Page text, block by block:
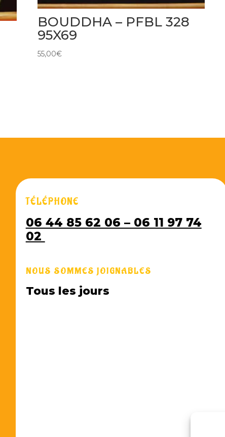
BOUDDHA – PFBL 328
95X69
55,00€
TÉLÉPHONE
06 44 85 62 06 – 06 11 97 74
02
NOUS SOMMES JOIGNABLES
Tous les jours